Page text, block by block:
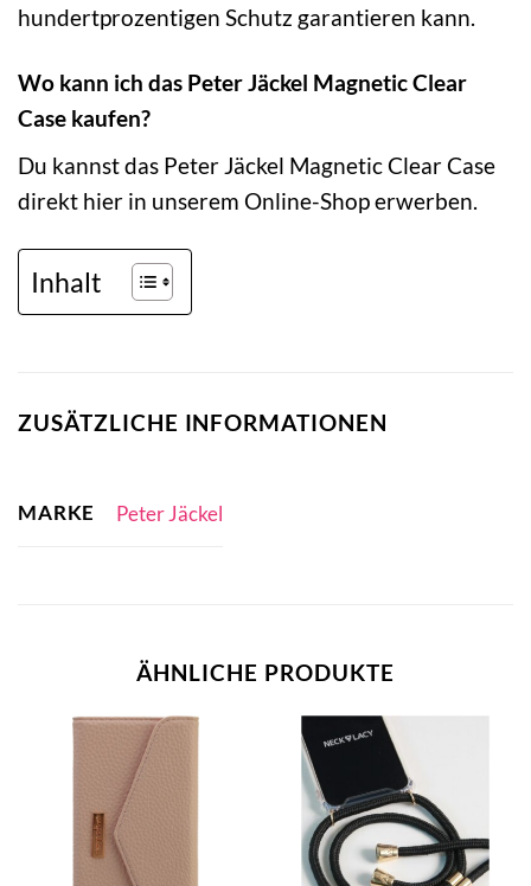
hundertprozentigen Schutz garantieren kann.
Wo kann ich das Peter Jäckel Magnetic Clear
Case kaufen?
Du kannst das Peter Jäckel Magnetic Clear Case
direkt hier in unserem Online-Shop erwerben.
Inhalt
ZUSÄTZLICHE INFORMATIONEN
MARKE Peter Jäckel
ÄHNLICHE PRODUKTE